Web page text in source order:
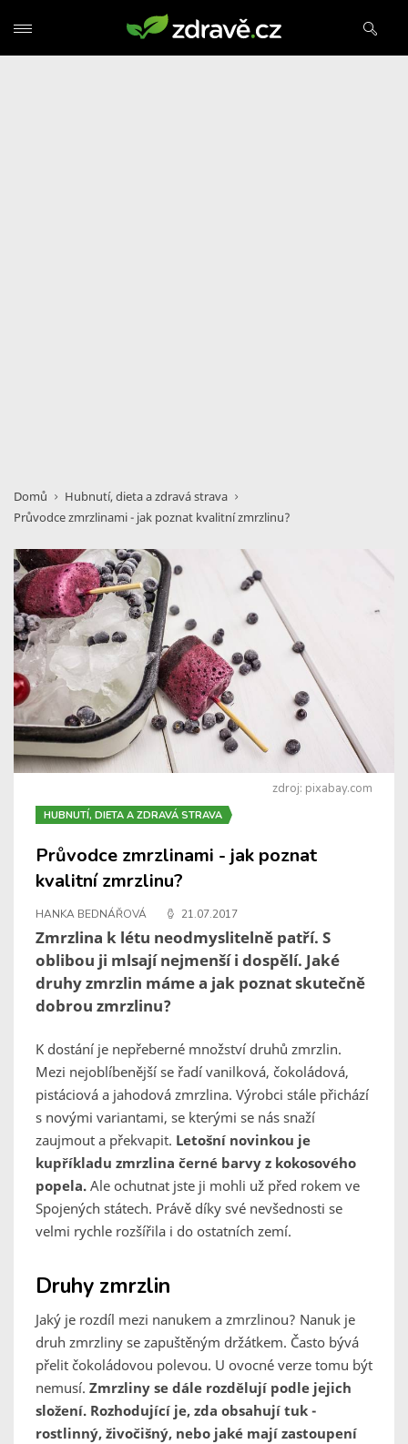
Domů
Hubnutí, dieta a zdravá strava
Průvodce zmrzlinami - jak poznat kvalitní zmrzlinu?
zdroj: pixabay.com
HUBNUTÍ, DIETA A ZDRAVÁ STRAVA
Průvodce zmrzlinami - jak poznat
kvalitní zmrzlinu?
HANKA BEDNÁŘOVÁ 21.07.2017
Zmrzlina k létu neodmyslitelně patří. S
oblibou ji mlsají nejmenší i dospělí. Jaké
druhy zmrzlin máme a jak poznat skutečně
dobrou zmrzlinu?
K dostání je nepřeberné množství druhů zmrzlin.
Mezi nejoblíbenější se řadí vanilková, čokoládová,
pistáciová a jahodová zmrzlina. Výrobci stále přichází
s novými variantami, se kterými se nás snaží
zaujmout a překvapit. Letošní novinkou je
kupříkladu zmrzlina černé barvy z kokosového
popela. Ale ochutnat jste ji mohli už před rokem ve
Spojených státech. Právě díky své nevšednosti se
velmi rychle rozšířila i do ostatních zemí.
Druhy zmrzlin
Jaký je rozdíl mezi nanukem a zmrzlinou? Nanuk je
druh zmrzliny se zapuštěným držátkem. Často bývá
přelit čokoládovou polevou. U ovocné verze tomu být
nemusí. Zmrzliny se dále rozdělují podle jejich
složení. Rozhodující je, zda obsahují tuk -
rostlinný, živočišný, nebo jaké mají zastoupení